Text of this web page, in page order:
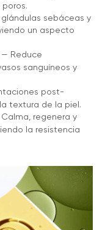
sebáceas y
un aspecto
— Reduce
sanguíneos y
post-
textura de la piel.
regenera y
la resistencia